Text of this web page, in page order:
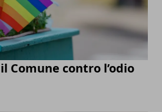
Comune contro l’odio